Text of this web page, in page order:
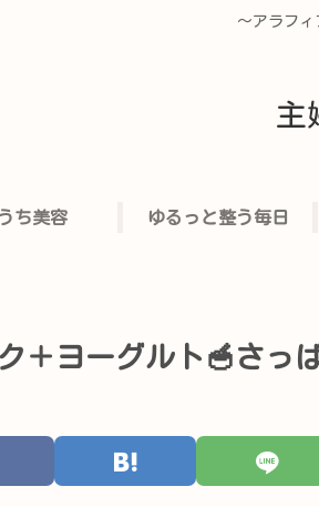
〜アラフ
主
ち美容 ゆるっと整う毎日
＋ヨーグルト🥣さっ